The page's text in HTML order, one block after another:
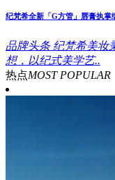
纪梵希全新「G方管」唇膏执掌
品牌头条 纪梵希美妆
想，以纪式美学艺..
热点MOST POPULAR